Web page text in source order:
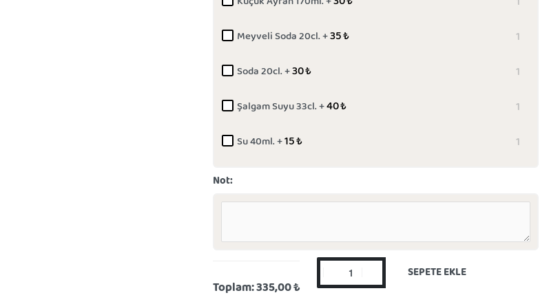
Meyveli Soda 20cl. +35₺
Soda 20cl. +30₺
Şalgam Suyu 33cl. +40₺
Su 40ml. +15₺
Not:
Toplam:335,00 ₺
SEPETE EKLE